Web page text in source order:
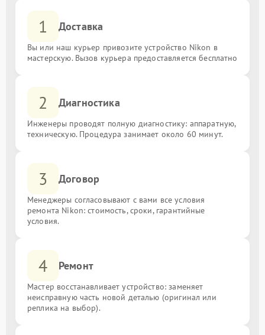
1 Доставка
Вы или наш курьер привозите устройство Nikon в
мастерскую. Вызов курьера предоставляется бесплатно
2 Диагностика
Инженеры проводят полную диагностику: аппаратную,
техническую. Процедура занимает около 60 минут.
3 Договор
Менеджеры согласовывают с вами все условия
ремонта Nikon: стоимость, сроки, гарантийные
условия.
4 Ремонт
Мастер восстанавливает устройство: заменяет
неисправную часть новой деталью (оригинал или
реплика на выбор).